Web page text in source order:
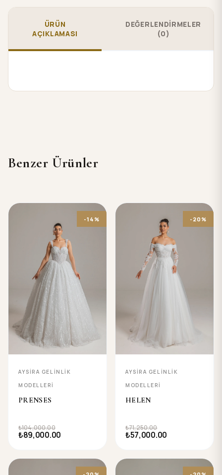
ÜRÜN
AÇIKLAMASI
DEĞERLENDİRMELER
(0)
Benzer Ürünler
-14%
AYSIRA GELINLIK
MODELLERI
PRENSES
₺104,000.00
₺89,000.00
-20%
AYSIRA GELINLIK
MODELLERI
HELEN
₺71,250.00
₺57,000.00